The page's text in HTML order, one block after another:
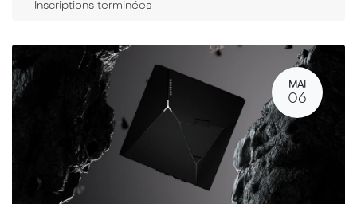
Inscriptions terminées
MAI
06